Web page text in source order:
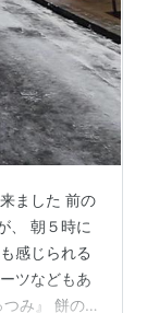
ました 前の
、 朝５時に
感じられる
ツなどもあ
つみ』 餅の